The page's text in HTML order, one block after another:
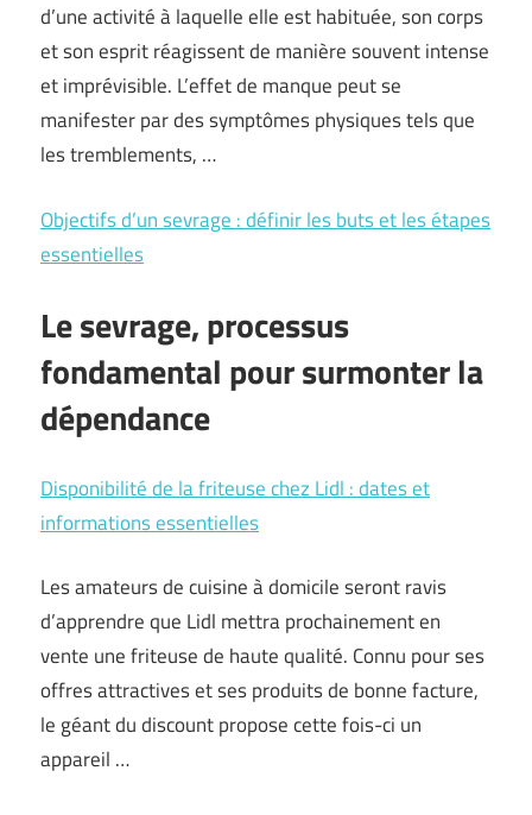
d’une activité à laquelle elle est habituée, son corps
et son esprit réagissent de manière souvent intense
et imprévisible. L’effet de manque peut se
manifester par des symptômes physiques tels que
les tremblements, …
Objectifs d’un sevrage : définir les buts et les étapes
essentielles
Le sevrage, processus
fondamental pour surmonter la
dépendance
Disponibilité de la friteuse chez Lidl : dates et
informations essentielles
Les amateurs de cuisine à domicile seront ravis
d’apprendre que Lidl mettra prochainement en
vente une friteuse de haute qualité. Connu pour ses
offres attractives et ses produits de bonne facture,
le géant du discount propose cette fois-ci un
appareil …